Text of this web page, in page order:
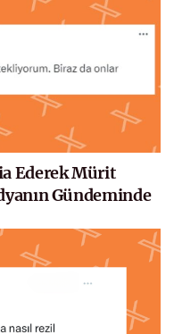
Ederek Mürit
Gündeminde